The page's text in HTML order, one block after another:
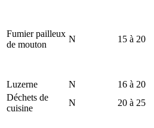
Fumier pailleux
de mouton
N 15 à 20
Luzerne
N
16 à 20
Déchets de
cuisine
N 20 à 25